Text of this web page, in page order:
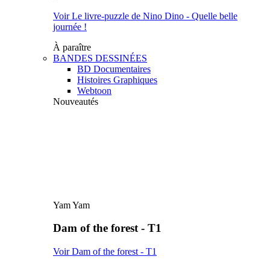
Voir Le livre-puzzle de Nino Dino - Quelle belle
journée !
À paraître
BANDES DESSINÉES
BD Documentaires
Histoires Graphiques
Webtoon
Nouveautés
Yam Yam
Dam of the forest - T1
Voir Dam of the forest - T1